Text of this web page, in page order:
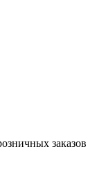
заказов